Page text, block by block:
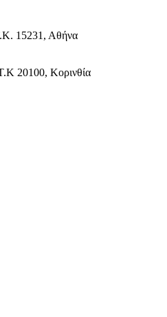
15231, Αθήνα
20100, Κορινθία